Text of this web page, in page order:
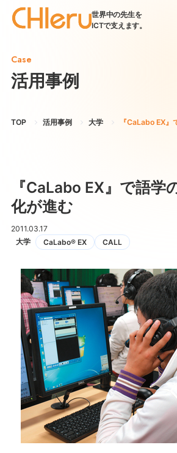
世界中の先生を
ICTで支えます。
Case
活用事例
TOP 活用事例 大学 『CaLabo EX』
『CaLabo EX』で語学
化が進む
2011.03.17
大学
CaLabo® EX CALL